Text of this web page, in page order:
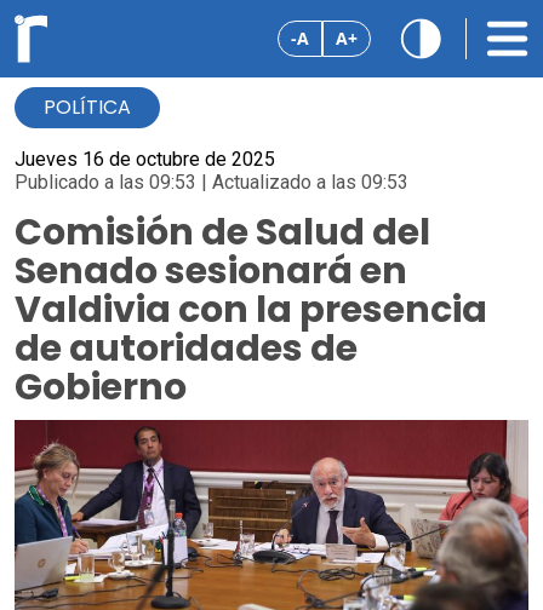
-A A+
POLÍTICA
Jueves 16 de octubre de 2025
Publicado a las 09:53 | Actualizado a las 09:53
Comisión de Salud del
Senado sesionará en
Valdivia con la presencia
de autoridades de
Gobierno